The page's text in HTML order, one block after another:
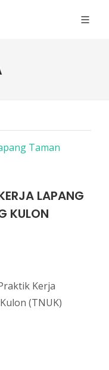
LAPANG
KULON
Kerja
(TNUK)